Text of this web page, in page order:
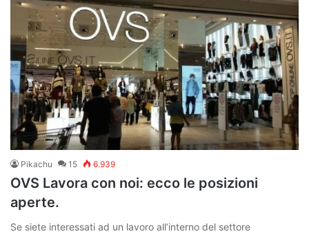
Pikachu 15 6.939
OVS Lavora con noi: ecco le posizioni
aperte.
Se siete interessati ad un lavoro all’interno del settore